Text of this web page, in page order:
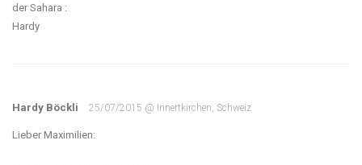
der Sahara :
Hardy
Hardy Böckli 25/07/2015 @ Innertkirchen, Schweiz
Lieber Maximilien: